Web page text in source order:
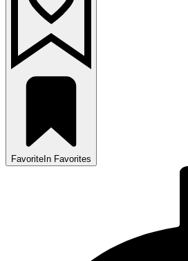
Favorite In Favorites